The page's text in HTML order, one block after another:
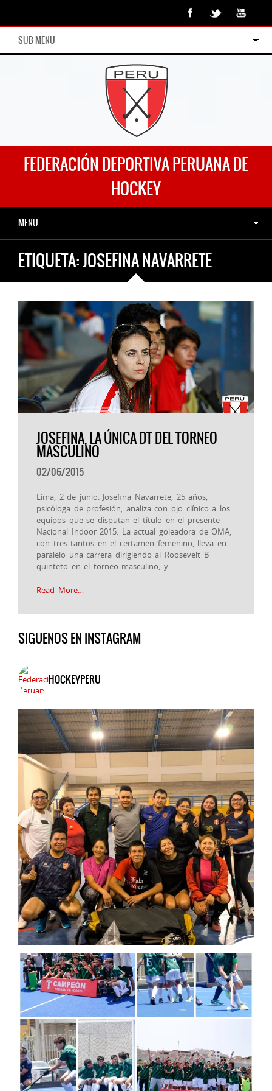
SUB MENU
FEDERACIÓN DEPORTIVA PERUANA DE
HOCKEY
MENU
ETIQUETA:JOSEFINA NAVARRETE
JOSEFINA, LA ÚNICA DT DEL TORNEO
MASCULINO
02/06/2015
Lima, 2 de junio. Josefina Navarrete, 25 años,
psicóloga de profesión, analiza con ojo clínico a los
equipos que se disputan el título en el presente
Nacional Indoor 2015. La actual goleadora de OMA,
con tres tantos en el certamen femenino, lleva en
paralelo una carrera dirigiendo al Roosevelt B
quinteto en el torneo masculino, y
Read More…
SIGUENOS EN INSTAGRAM
HOCKEYPERU